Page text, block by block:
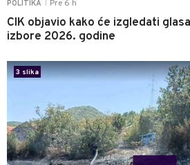
POLITIKA Pre 6 h
CIK objavio kako će izgledati
izbore 2026. godine
3 slika